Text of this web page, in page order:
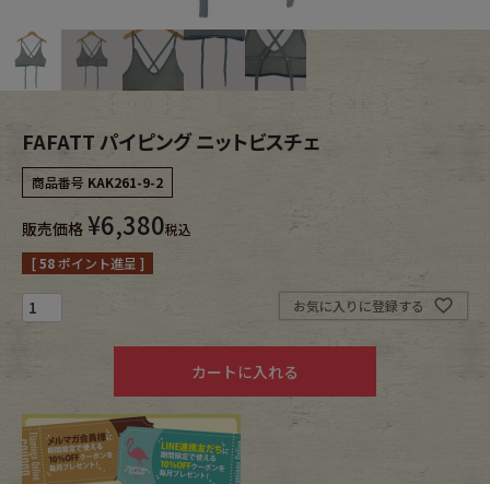
Outer
Bottoms Fafatt
レディース商品カテゴリーから探す
Tops
Outer
Kidswear
小物・アクセサリーから探す
Eye Wear
FAFATT パイピング ニットビスチェ
商品番号 KAK261-9-2
販売価格 ¥6,380税込
[58ポイント進呈 ]
お気に入りに登録する
カートに入れる